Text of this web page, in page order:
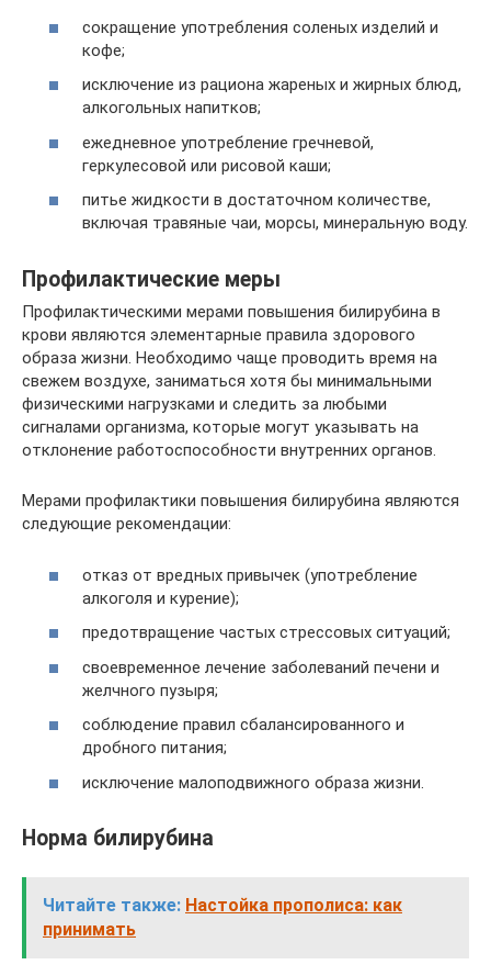
сокращение употребления соленых изделий и
кофе;
исключение из рациона жареных и жирных блюд,
алкогольных напитков;
ежедневное употребление гречневой,
геркулесовой или рисовой каши;
питье жидкости в достаточном количестве,
включая травяные чаи, морсы, минеральную воду.
Профилактические меры
Профилактическими мерами повышения билирубина в
крови являются элементарные правила здорового
образа жизни. Необходимо чаще проводить время на
свежем воздухе, заниматься хотя бы минимальными
физическими нагрузками и следить за любыми
сигналами организма, которые могут указывать на
отклонение работоспособности внутренних органов.
Мерами профилактики повышения билирубина являются
следующие рекомендации:
отказ от вредных привычек (употребление
алкоголя и курение);
предотвращение частых стрессовых ситуаций;
своевременное лечение заболеваний печени и
желчного пузыря;
соблюдение правил сбалансированного и
дробного питания;
исключение малоподвижного образа жизни.
Норма билирубина
Читайте также: Настойка прополиса: как
принимать